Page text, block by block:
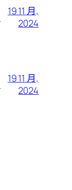
19 11 月,
2024
19 11 月,
2024